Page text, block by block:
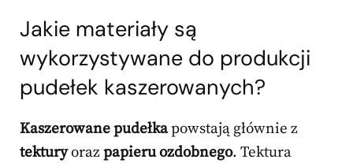
Jakie materiały są
wykorzystywane do produkcji
pudełek kaszerowanych?
Kaszerowane pudełkapowstają głównie z
tekturyorazpapieru ozdobnego. Tektura